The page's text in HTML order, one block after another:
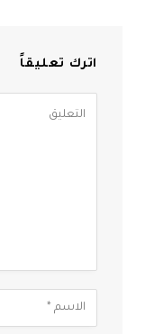
اترك تعليقاً